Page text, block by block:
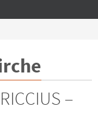
–